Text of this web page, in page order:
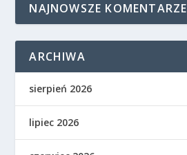
NAJNOWSZE KOMENTARZE
ARCHIWA
sierpień 2026
lipiec 2026